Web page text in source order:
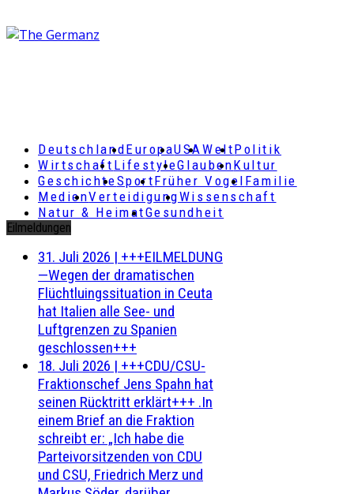
DeutschlandEuropaUSAWeltPolitik
Wirtschaft LifestyleGlaubenKultur
GeschichteSportFrüher Vogel Familie
MedienVerteidigungWissenschaft
Natur & HeimatGesundheit
Eilmeldungen
31. Juli 2026 | +++EILMELDUNG
—Wegen der dramatischen
Flüchtluingssituation in Ceuta
hat Italien alle See- und
Luftgrenzen zu Spanien
geschlossen+++
18. Juli 2026 | +++CDU/CSU-
Fraktionschef Jens Spahn hat
seinen Rücktritt erklärt+++ .In
einem Brief an die Fraktion
schreibt er: „Ich habe die
Parteivorsitzenden von CDU
und CSU, Friedrich Merz und